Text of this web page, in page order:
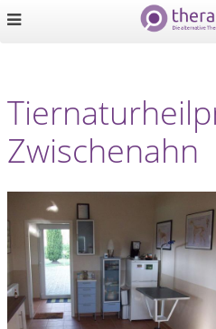
Zwischenahn